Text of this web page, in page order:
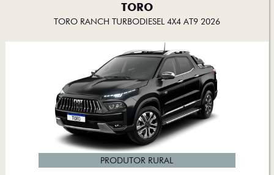
TORO
TORO RANCH TURBODIESEL 4X4 AT9 2026
PRODUTOR RURAL